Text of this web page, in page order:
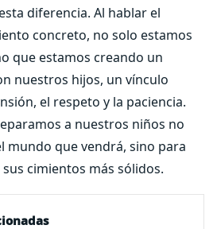
diferencia. Al hablar el
concreto, no solo estamos
que estamos creando un
nuestros hijos, un vínculo
el respeto y la paciencia.
a nuestros niños no
mundo que vendrá, sino para
cimientos más sólidos.